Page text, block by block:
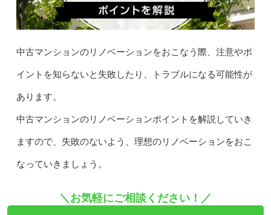
中古マンションのリノベーションをおこなう際、注意やポ
イントを知らないと失敗したり、トラブルになる可能性が
あります。
中古マンションのリノベーションポイントを解説していき
ますので、失敗のないよう、理想のリノベーションをおこ
なっていきましょう。
＼お気軽にご相談ください！／